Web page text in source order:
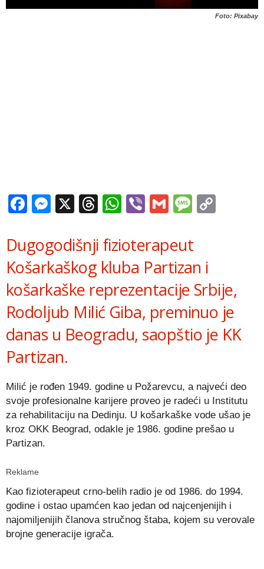
Foto: Pixabay
Facebook
Messenger
X Threads
WhatsApp
ViberGmail
Dugogodišnji fizioterapeut
Košarkaškog kluba Partizan i
košarkaške reprezentacije Srbije,
Rodoljub Milić Giba, preminuo je
danas u Beogradu, saopštio je KK
Partizan.
Milić je rođen 1949. godine u Požarevcu, a najveći deo
svoje profesionalne karijere proveo je radeći u Institutu
za rehabilitaciju na Dedinju. U košarkaške vode ušao je
kroz OKK Beograd, odakle je 1986. godine prešao u
Partizan.
Reklame
Kao fizioterapeut crno-belih radio je od 1986. do 1994.
godine i ostao upamćen kao jedan od najcenjenijih i
najomiljenijih članova stručnog štaba, kojem su verovale
brojne generacije igrača.